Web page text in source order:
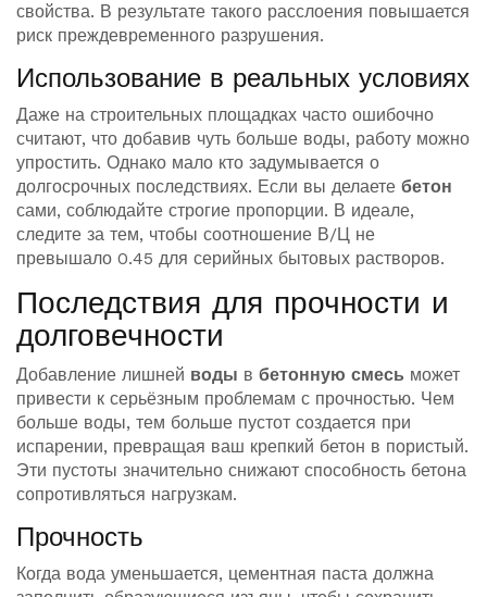
свойства. В результате такого расслоения повышается
риск преждевременного разрушения.
Использование в реальных условиях
Даже на строительных площадках часто ошибочно
считают, что добавив чуть больше воды, работу можно
упростить. Однако мало кто задумывается о
долгосрочных последствиях. Если вы делаете бетон
сами, соблюдайте строгие пропорции. В идеале,
следите за тем, чтобы соотношение В/Ц не
превышало 0.45 для серийных бытовых растворов.
Последствия для прочности и
долговечности
Добавление лишней воды в бетонную смесь может
привести к серьёзным проблемам с прочностью. Чем
больше воды, тем больше пустот создается при
испарении, превращая ваш крепкий бетон в пористый.
Эти пустоты значительно снижают способность бетона
сопротивляться нагрузкам.
Прочность
Когда вода уменьшается, цементная паста должна